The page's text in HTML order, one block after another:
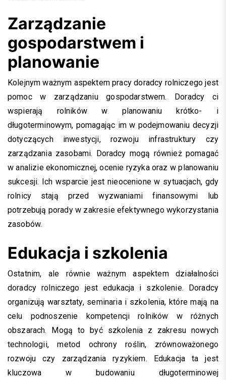
Zarządzanie
gospodarstwem i
planowanie
Kolejnym ważnym aspektem pracy doradcy rolniczego jest
pomoc w zarządzaniu gospodarstwem. Doradcy ci
wspierają rolników w planowaniu krótko- i
długoterminowym, pomagając im w podejmowaniu decyzji
dotyczących inwestycji, rozwoju infrastruktury czy
zarządzania zasobami. Doradcy mogą również pomagać
w analizie ekonomicznej, ocenie ryzyka oraz w planowaniu
sukcesji. Ich wsparcie jest nieocenione w sytuacjach, gdy
rolnicy stają przed wyzwaniami finansowymi lub
potrzebują porady w zakresie efektywnego wykorzystania
zasobów.
Edukacja i szkolenia
Ostatnim, ale równie ważnym aspektem działalności
doradcy rolniczego jest edukacja i szkolenie. Doradcy
organizują warsztaty, seminaria i szkolenia, które mają na
celu podnoszenie kompetencji rolników w różnych
obszarach. Mogą to być szkolenia z zakresu nowych
technologii, metod ochrony roślin, zrównoważonego
rozwoju czy zarządzania ryzykiem. Edukacja ta jest
kluczowa w budowaniu długoterminowej